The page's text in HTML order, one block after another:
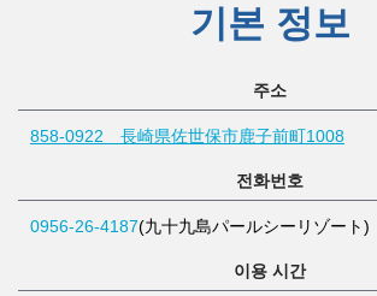
기본 정보
주소
858-0922 長崎県佐世保市鹿子前町1008
전화번호
0956-26-4187(九十九島パールシーリゾート)
이용 시간